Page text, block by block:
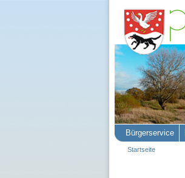
Bürgerservice
Startseite